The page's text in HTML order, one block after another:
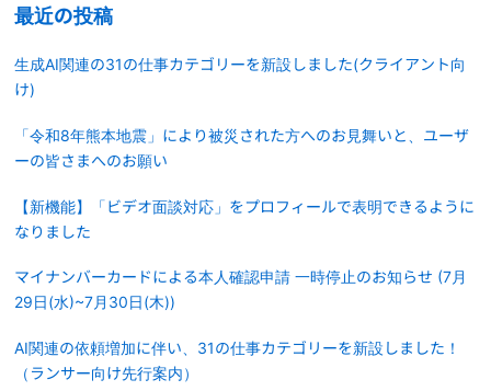
最近の投稿
生成AI関連の31の仕事カテゴリーを新設しました(クライアント向
け)
「令和8年熊本地震」により被災された方へのお見舞いと、ユーザ
ーの皆さまへのお願い
【新機能】「ビデオ面談対応」をプロフィールで表明できるように
なりました
マイナンバーカードによる本人確認申請 一時停止のお知らせ (7月
29日(水)~7月30日(木))
AI関連の依頼増加に伴い、31の仕事カテゴリーを新設しました！
（ランサー向け先行案内）